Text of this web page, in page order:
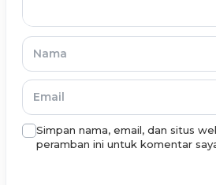
Simpan nama, email, dan situs
peramban ini untuk komentar